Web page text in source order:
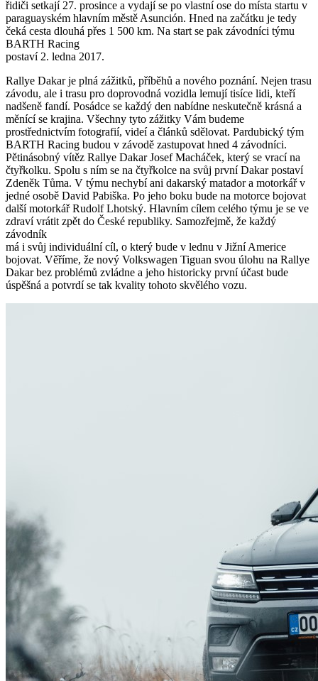
řidiči setkají 27. prosince a vydají se po vlastní ose do místa startu v
paraguayském hlavním městě Asunción. Hned na začátku je tedy
čeká cesta dlouhá přes 1 500 km. Na start se pak závodníci týmu
BARTH Racing
postaví 2. ledna 2017.
Rallye Dakar je plná zážitků, příběhů a nového poznání. Nejen trasu
závodu, ale i trasu pro doprovodná vozidla lemují tisíce lidi, kteří
nadšeně fandí. Posádce se každý den nabídne neskutečně krásná a
měnící se krajina. Všechny tyto zážitky Vám budeme
prostřednictvím fotografií, videí a článků sdělovat. Pardubický tým
BARTH Racing budou v závodě zastupovat hned 4 závodníci.
Pětinásobný vítěz Rallye Dakar Josef Macháček, který se vrací na
čtyřkolku. Spolu s ním se na čtyřkolce na svůj první Dakar postaví
Zdeněk Tůma. V týmu nechybí ani dakarský matador a motorkář v
jedné osobě David Pabiška. Po jeho boku bude na motorce bojovat
další motorkář Rudolf Lhotský. Hlavním cílem celého týmu je se ve
zdraví vrátit zpět do České republiky. Samozřejmě, že každý
závodník
má i svůj individuální cíl, o který bude v lednu v Jižní Americe
bojovat. Věříme, že nový Volkswagen Tiguan svou úlohu na Rallye
Dakar bez problémů zvládne a jeho historicky první účast bude
úspěšná a potvrdí se tak kvality tohoto skvělého vozu.